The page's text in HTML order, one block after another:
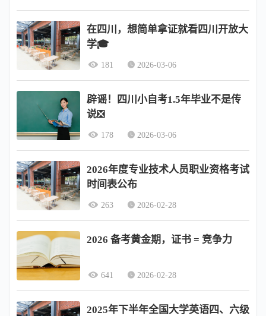
在四川，想简单拿证就看四川开放大
学🎓
181 2026-03-06
辟谣！四川小自考1.5年毕业不是传
说❎
178 2026-03-06
2026年度专业技术人员职业资格考试
时间表公布
263 2026-02-28
2026 备考黄金期，证书 = 竞争力
641 2026-02-28
2025年下半年全国大学英语四、六级